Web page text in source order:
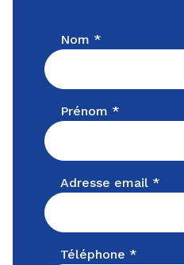
Nom *
Prénom *
Adresse email *
Téléphone *